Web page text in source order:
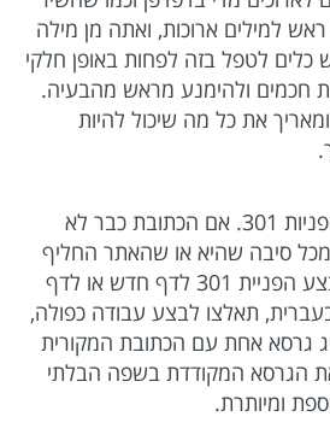
למילים ארוכות, ואתה מן מילה
כלים לטפל בזה לפחות באופן חלקי
חכמים ולהימנע מראש מהבעיה.
את כל מה שיכול להיות
סיבה נוספת קשורה להפניות 301. אם הכתובת כבר לא
מכל סיבה שהיא או שהאתר החליף
את כתובתו, יש צורך לבצע הפניית 301 לדף חדש או לדף
תאלצו לבצע עבודה כפולה,
גרסא אחת עם הכתובת המקורית
הגרסא המקודדת בשפה הבלתי
ומיותרת.